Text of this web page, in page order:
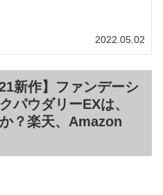
2022.05.02
新作】ファンデーシ
パウダリーEXは、
？楽天、Amazon